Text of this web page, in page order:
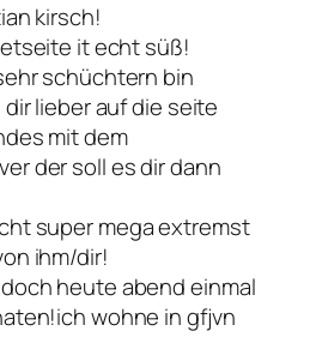
kirsch!
it echt süß!
schüchtern bin
lieber auf die seite
mit dem
der soll es dir dann
super mega extremst
ihm/dir!
heute abend einmal
wohne in gfjvn